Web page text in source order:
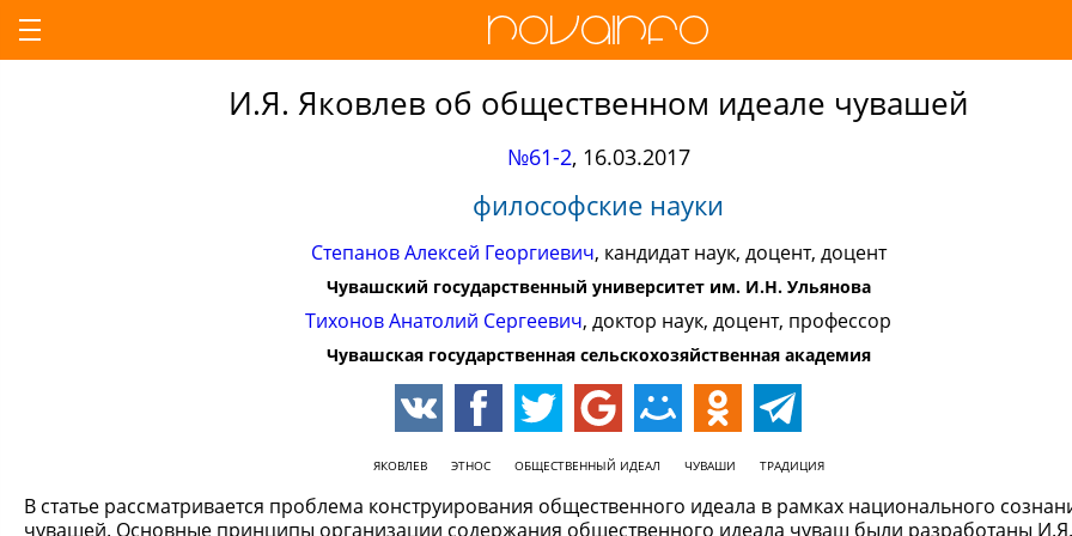
И.Я. Яковлев об общественном идеале чувашей
№61-2, 16.03.2017
философские науки
Степанов Алексей Георгиевич, кандидат наук, доцент, доцент
Чувашский государственный университет им. И.Н. Ульянова
Тихонов Анатолий Сергеевич, доктор наук, доцент, профессор
Чувашская государственная сельскохозяйственная академия
ЯКОВЛЕВ ЭТНОС ОБЩЕСТВЕННЫЙ ИДЕАЛ ЧУВАШИ ТРАДИЦИЯ
В статье рассматривается проблема конструирования общественного идеала в рамках национального
чувашей. Основные принципы организации содержания общественного идеала чуваш были разработаны И.Я.